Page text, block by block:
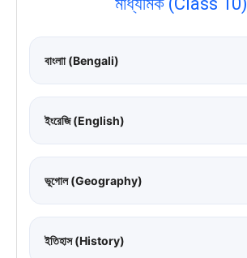
বাংলাা (Bengali)
ইংরেজি (English)
ভূগোল (Geography)
ইতিহাস (History)